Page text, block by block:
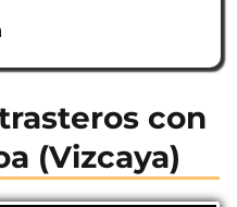
con
(Vizcaya)